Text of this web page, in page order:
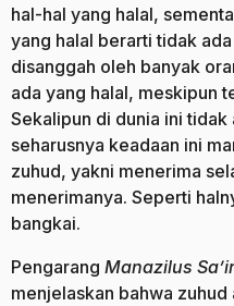
hal-hal yang halal,
yang halal berarti tidak
disanggah oleh banyak
ada yang halal, meskipun
Sekalipun di dunia ini tidak
seharusnya keadaan ini
zuhud, yakni menerima
menerimanya. Seperti
bangkai.
Pengarang Manazilus
menjelaskan bahwa